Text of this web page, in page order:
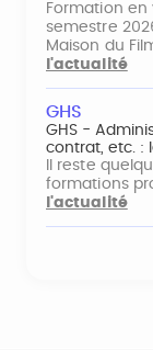
Formation
semestre
Maison du
l'actualité
GHS
GHS -
contrat, etc. :
Il reste
formations
l'actualité